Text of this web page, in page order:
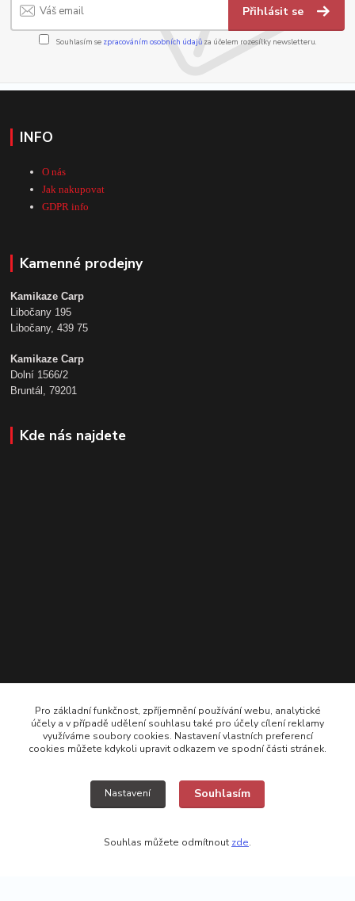
Přihlásit se
Souhlasím se zpracováním osobních údajůza účelem rozesílky newsletteru.
INFO
O nás
Jak nakupovat
GDPR info
Kamenné prodejny
Kamikaze Carp
Libočany 195
Libočany, 439 75
Kamikaze Carp
Dolní 1566/2
Bruntál, 79201
Kde nás najdete
vyroba@kamikazecarp.cz
Pro základní funkčnost, zpříjemnění používání webu, analytické
účely a v případě udělení souhlasu také pro účely cílení reklamy
využíváme soubory cookies. Nastavení vlastních preferencí
cookies můžete kdykoli upravit odkazem ve spodní části stránek.
Nastavení Souhlasím
Souhlas můžete odmítnout zde.